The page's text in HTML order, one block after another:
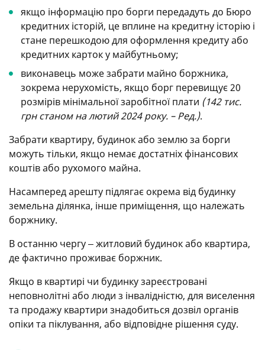
якщо інформацію про борги передадуть до Бюро
кредитних історій, це вплине на кредитну історію і
стане перешкодою для оформлення кредиту або
кредитних карток у майбутньому;
виконавець може забрати майно боржника,
зокрема нерухомість, якщо борг перевищує 20
розмірів мінімальної заробітної плати (142 тис.
грн станом на лютий 2024 року. – Ред.).
Забрати квартиру, будинок або землю за борги
можуть тільки, якщо немає достатніх фінансових
коштів або рухомого майна.
Насамперед арешту підлягає окрема від будинку
земельна ділянка, інше приміщення, що належать
боржнику.
В останню чергу ‒ житловий будинок або квартира,
де фактично проживає боржник.
Якщо в квартирі чи будинку зареєстровані
неповнолітні або люди з інвалідністю, для виселення
та продажу квартири знадобиться дозвіл органів
опіки та піклування, або відповідне рішення суду.